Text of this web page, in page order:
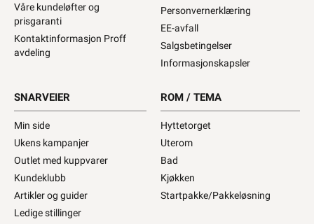
Våre kundeløfter og
prisgaranti
Kontaktinformasjon Proff
avdeling
Personvernerklæring
EE-avfall
Salgsbetingelser
Informasjonskapsler
SNARVEIER
Min side
Ukens kampanjer
Outlet med kuppvarer
Kundeklubb
Artikler og guider
Ledige stillinger
ROM / TEMA
Hyttetorget
Uterom
Bad
Kjøkken
Startpakke/Pakkeløsning